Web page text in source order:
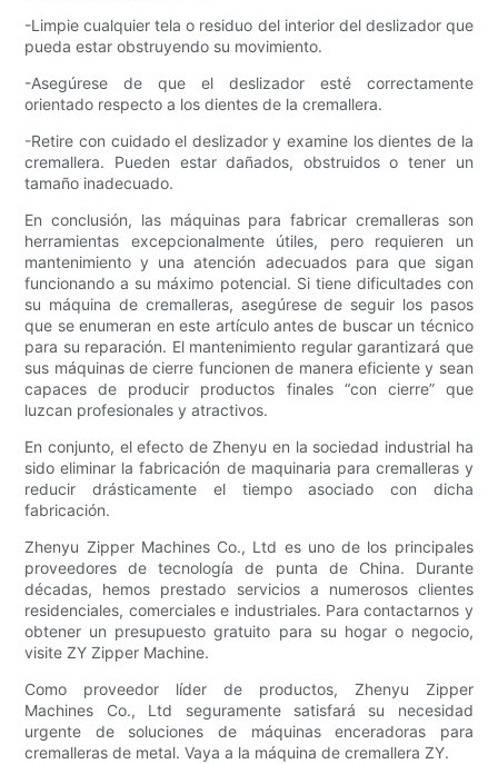
-Limpie cualquier tela o residuo del interior del deslizador que
pueda estar obstruyendo su movimiento.
-Asegúrese de que el deslizador esté correctamente
orientado respecto a los dientes de la cremallera.
-Retire con cuidado el deslizador y examine los dientes de la
cremallera. Pueden estar dañados, obstruidos o tener un
tamaño inadecuado.
En conclusión, las máquinas para fabricar cremalleras son
herramientas excepcionalmente útiles, pero requieren un
mantenimiento y una atención adecuados para que sigan
funcionando a su máximo potencial. Si tiene dificultades con
su máquina de cremalleras, asegúrese de seguir los pasos
que se enumeran en este artículo antes de buscar un técnico
para su reparación. El mantenimiento regular garantizará que
sus máquinas de cierre funcionen de manera eficiente y sean
capaces de producir productos finales “con cierre” que
luzcan profesionales y atractivos.
En conjunto, el efecto de Zhenyu en la sociedad industrial ha
sido eliminar la fabricación de maquinaria para cremalleras y
reducir drásticamente el tiempo asociado con dicha
fabricación.
Zhenyu Zipper Machines Co., Ltd es uno de los principales
proveedores de tecnología de punta de China. Durante
décadas, hemos prestado servicios a numerosos clientes
residenciales, comerciales e industriales. Para contactarnos y
obtener un presupuesto gratuito para su hogar o negocio,
visite ZY Zipper Machine.
Como proveedor líder de productos, Zhenyu Zipper
Machines Co., Ltd seguramente satisfará su necesidad
urgente de soluciones de máquinas enceradoras para
cremalleras de metal. Vaya a la máquina de cremallera ZY.